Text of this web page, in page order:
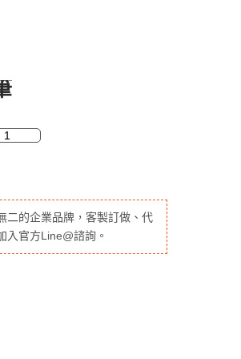
二的企業品牌，客製訂做、代
入官方Line@諮詢。